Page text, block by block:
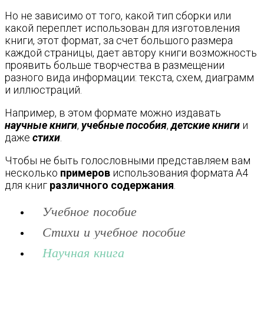
Но не зависимо от того, какой тип сборки или
какой переплет использован для изготовления
книги, этот формат, за счет большого размера
каждой страницы, дает автору книги возможность
проявить больше творчества в размещении
разного вида информации: текста, схем, диаграмм
и иллюстраций.
Например, в этом формате можно издавать
научные книги, учебные пособия,детские книги и
даже стихи
Чтобы не быть голословными представляем вам
несколько примеров использования формата А4
для книг различного содержания
Учебное пособие
Стихи и учебное пособие
Научная книга